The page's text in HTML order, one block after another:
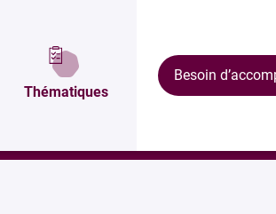
Thématiques
Besoin